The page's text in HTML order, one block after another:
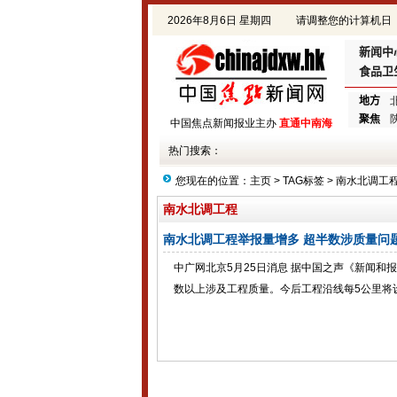
2026年8月6日 星期四
请调整您的计算机日
中国焦点新闻报业主办 直通中南海
新闻中
食品卫
地方
聚焦
热门搜索：
您现在的位置： 主页 > TAG标签 > 南水北调工
南水北调工程
南水北调工程举报量增多 超半数涉质量问
中广网北京5月25日消息 据中国之声《新闻和
数以上涉及工程质量。今后工程沿线每5公里